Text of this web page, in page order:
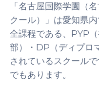
「名古屋国際学園（
クール）」は愛知県
全課程である、PYP
部）・DP（ディプロ
されているスクール
でもあります。